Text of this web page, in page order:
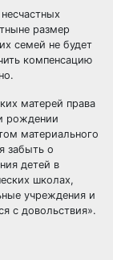
размер
семей не будет
компенсацию
матерей права
рождении
материального
забыть о
детей в
школах,
учреждения и
с довольствия».